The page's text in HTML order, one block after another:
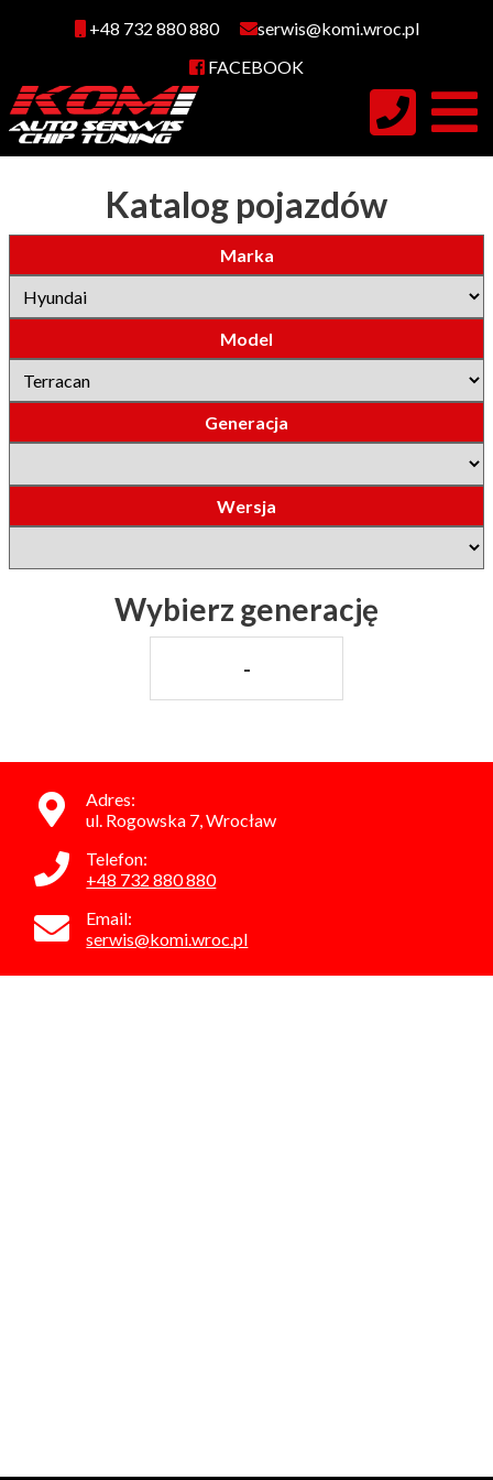
+48 732 880 880
serwis@komi.wroc.pl
FACEBOOK
Katalog pojazdów
Marka
Model
Generacja
Wersja
Wybierz generację
-
Adres:
ul. Rogowska 7, Wrocław
Telefon:
+48 732 880 880
Email:
serwis@komi.wroc.pl